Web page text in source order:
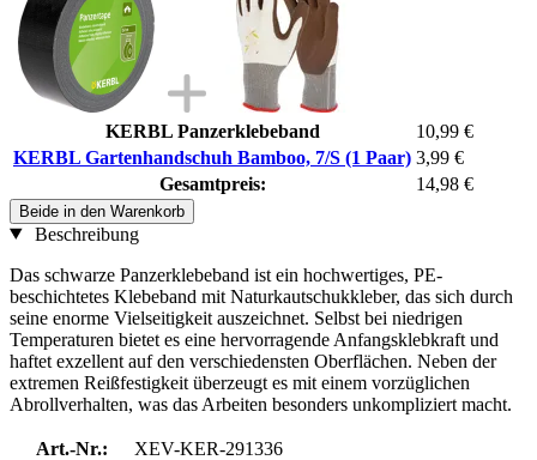
KERBL Panzerklebeband
10,99 €
KERBL Gartenhandschuh Bamboo, 7/S (1 Paar) 3,99 €
Gesamtpreis:
14,98 €
Beide in den Warenkorb
Beschreibung
Das schwarze Panzerklebeband ist ein hochwertiges, PE-
beschichtetes Klebeband mit Naturkautschukkleber, das sich durch
seine enorme Vielseitigkeit auszeichnet. Selbst bei niedrigen
Temperaturen bietet es eine hervorragende Anfangsklebkraft und
haftet exzellent auf den verschiedensten Oberflächen. Neben der
extremen Reißfestigkeit überzeugt es mit einem vorzüglichen
Abrollverhalten, was das Arbeiten besonders unkompliziert macht.
Art.-Nr.:
XEV-KER-291336